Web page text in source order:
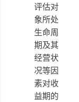
评估对
象所处
生命周
期及其
经营状
况等因
素对收
益期的